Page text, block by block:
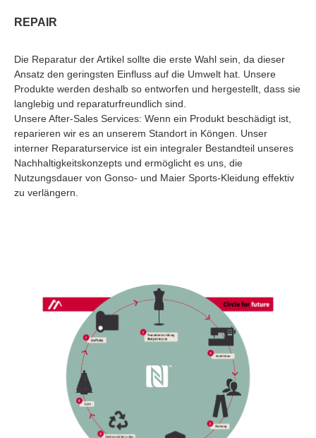
REPAIR
Die Reparatur der Artikel sollte die erste Wahl sein, da dieser
Ansatz den geringsten Einfluss auf die Umwelt hat. Unsere
Produkte werden deshalb so entworfen und hergestellt, dass sie
langlebig und reparaturfreundlich sind.
Unsere After-Sales Services: Wenn ein Produkt beschädigt ist,
reparieren wir es an unserem Standort in Köngen. Unser
interner Reparaturservice ist ein integraler Bestandteil unseres
Nachhaltigkeitskonzepts und ermöglicht es uns, die
Nutzungsdauer von Gonso- und Maier Sports-Kleidung effektiv
zu verlängern.